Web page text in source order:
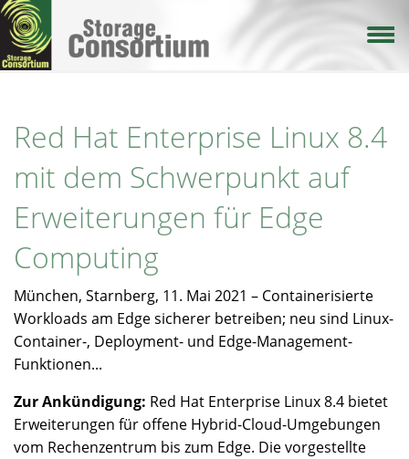
Direkt
zum
Inhalt
Red Hat Enterprise Linux 8.4
mit dem Schwerpunkt auf
Erweiterungen für Edge
Computing
München, Starnberg, 11. Mai 2021 – Containerisierte
Workloads am Edge sicherer betreiben; neu sind Linux-
Container-, Deployment- und Edge-Management-
Funktionen...
Zur Ankündigung: Red Hat Enterprise Linux 8.4 bietet
Erweiterungen für offene Hybrid-Cloud-Umgebungen
vom Rechenzentrum bis zum Edge. Die vorgestellte